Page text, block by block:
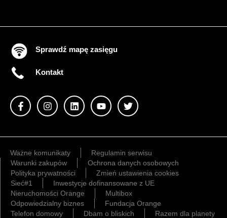
Sprawdź mapę zasięgu
Kontakt
Ważne komunikaty
Regulamin serwisu
Warunki zakupów
Ochrona danych osobowych
Polityka prywatności
Zmień ustawienia cookies
Sieć#1
Inwestycje dofinansowane z UE
Nieruchomości Orange
Multibox
Odpowiedzialny biznes
Fundacja Orange
Telefon domowy
Dbam o bliskich Razem dla planety